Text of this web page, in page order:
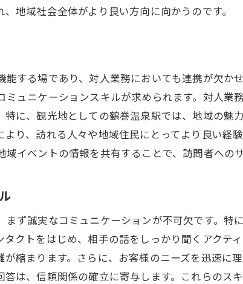
温泉駅での効果的な対人業務の実践法
情報共有のスムーズさが生み出す信頼
反復的な対話で深める顧客理解
フィードバックを活用した業務改善
おもてなしの心を育む実践方法
ュニケーションが鍵！対人業務での信頼構築法
言葉選びが信頼に与える影響
非言語コミュニケーションの活用法
信頼関係を築くための効果的な質問術
対話を通じて築く信頼の循環
地域社会全体がより良い方向に向かうのです。
する場であり、対人業務においても連携が欠か
ュニケーションスキルが求められます。対人業
に、観光地としての鶴巻温泉駅では、地域の魅
り、訪れる人々や地域住民にとってより良い経
イベントの情報を共有することで、訪問者への
ず誠実なコミュニケーションが不可欠です。特
クトをはじめ、相手の話をしっかり聞くアクテ
縮まります。さらに、お客様のニーズを迅速に
は、信頼関係の確立に寄与します。これらのス